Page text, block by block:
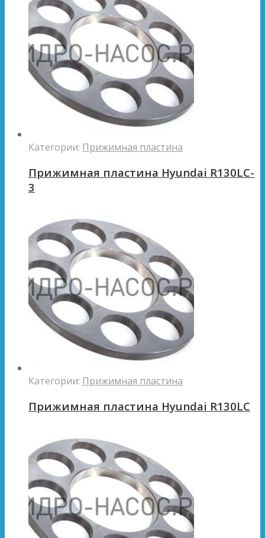
Категории: Прижимная пластина
Прижимная пластина Hyundai R130LC-
3
Категории: Прижимная пластина
Прижимная пластина Hyundai R130LC